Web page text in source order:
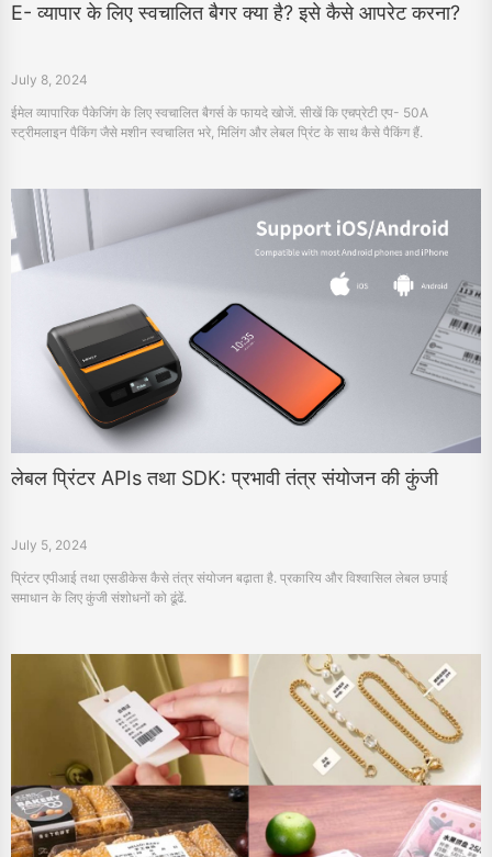
E- व्यापार के लिए स्वचालित बैगर क्या है? इसे कैसे आपरेट करना?
July 8, 2024
ईमेल व्यापारिक पैकेजिंग के लिए स्वचालित बैगर्स के फायदे खोजें. सीखें कि एचप्रेटी एप- 50A
स्ट्रीमलाइन पैकिंग जैसे मशीन स्वचालित भरे, मिलिंग और लेबल प्रिंट के साथ कैसे पैकिंग हैं.
लेबल प्रिंटर APIs तथा SDK: प्रभावी तंत्र संयोजन की कुंजी
July 5, 2024
प्रिंटर एपीआई तथा एसडीकेस कैसे तंत्र संयोजन बढ़ाता है. प्रकारिय और विश्वासिल लेबल छपाई
समाधान के लिए कुंजी संशोधनों को ढूंढें.